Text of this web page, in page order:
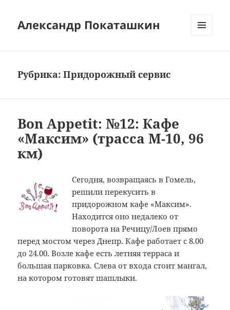
Александр Покаташкин
Рубрика:Придорожный сервис
Bon Appetit: №12: Кафе
«Максим» (трасса M-10, 96
км)
Сегодня, возвращаясь в Гомель,
решили перекусить в
придорожном кафе «Максим».
Находится оно недалеко от
поворота на Речицу/Лоев прямо
перед мостом через Днепр. Кафе работает с 8.00
до 24.00. Возле кафе есть летняя терраса и
большая парковка. Слева от входа стоит мангал,
на котором готовят шашлыки.